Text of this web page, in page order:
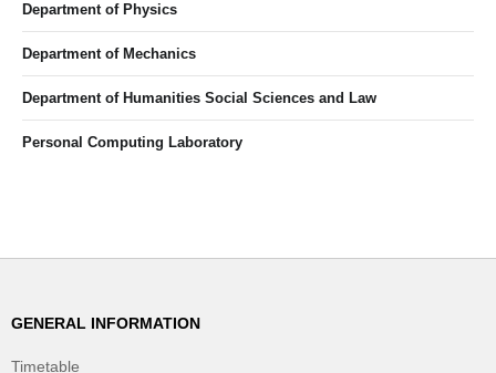
Department of Physics
Department of Mechanics
Department of Humanities Social Sciences and Law
Personal Computing Laboratory
GENERAL INFORMATION
Timetable